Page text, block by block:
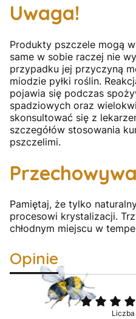
Uwaga!
Produkty pszczele mogą
same w sobie raczej nie
przypadku jej przyczyną
miodzie pyłki roślin.
pojawia się podczas
spadziowych oraz
skonsultować się z
szczegółów stosowania
pszczelimi.
Pamiętaj, że tylko
procesowi krystalizacji.
chłodnym miejscu w
Opinie
Liczba